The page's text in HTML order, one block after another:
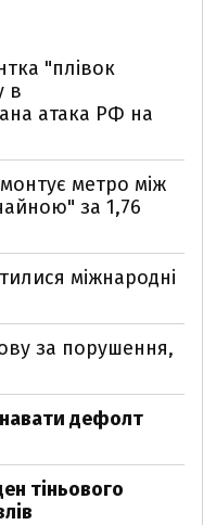
"плівок
в
атака РФ на
метро між
за 1,76
міжнародні
за порушення,
дефолт
тіньового